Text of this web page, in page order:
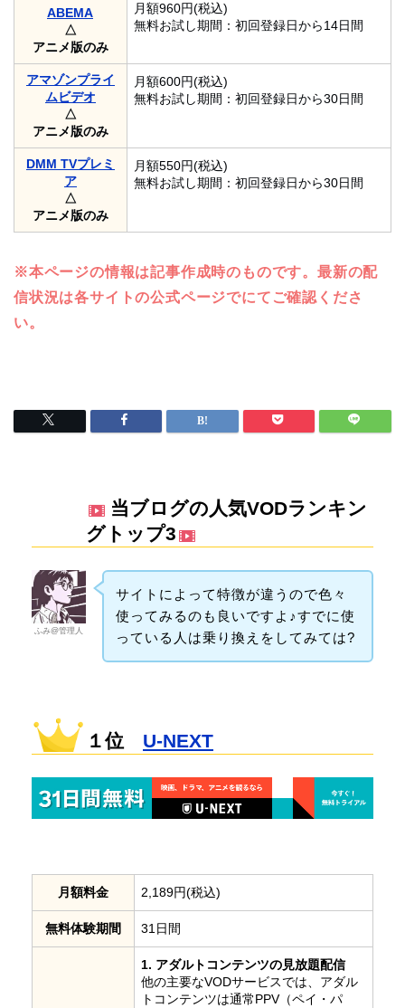
ABEMA
△
アニメ版のみ
月額960円(税込)
無料お試し期間：初回登録日から14日間
アマゾンプライ
ムビデオ
△
アニメ版のみ
月額600円(税込)
無料お試し期間：初回登録日から30日間
DMM TVプレミ
ア
△
アニメ版のみ
月額550円(税込)
無料お試し期間：初回登録日から30日間
※本ページの情報は記事作成時のものです。最新の配
信状況は各サイトの公式ページでにてご確認くださ
い。
当ブログの人気VODランキン
グトップ3
ふみ@管理人
サイトによって特徴が違うので色々
使ってみるのも良いですよ♪すでに使
っている人は乗り換えをしてみては?
１位 U-NEXT
月額料金 2,189円(税込)
無料体験期間 31日間
1. アダルトコンテンツの見放題配信
他の主要なVODサービスでは、アダル
トコンテンツは通常PPV（ペイ・パ